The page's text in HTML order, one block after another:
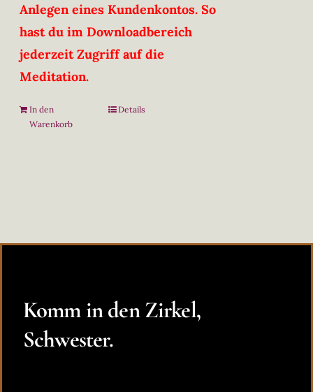
Anlegen eines Kundenkontos. So
hast du im Downloadbereich
jederzeit Zugriff auf die
Meditation.
In den
Warenkorb
Details
Komm in den Zirkel,
Schwester.